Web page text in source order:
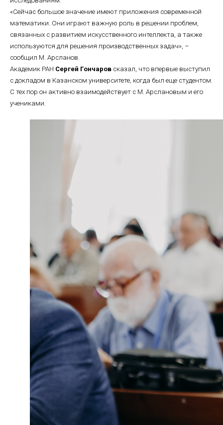
«Сейчас большое значение имеют приложения современной
математики. Они играют важную роль в решении проблем,
связанных с развитием искусственного интеллекта, а также
используются для решения производственных задач», –
сообщил М. Арсланов.
Академик РАН Сергей Гончаров сказал, что впервые выступил
с докладом в Казанском университете, когда был еще студентом.
С тех пор он активно взаимодействует с М. Арслановым и его
учениками.